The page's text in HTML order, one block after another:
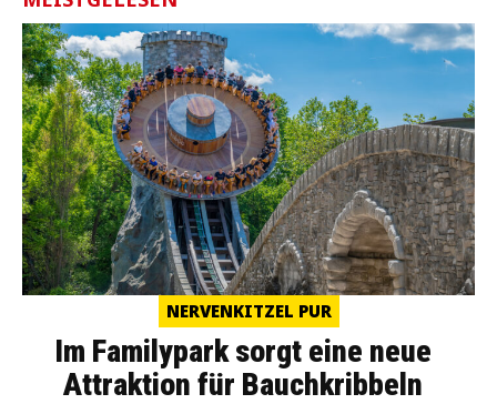
NERVENKITZEL PUR
Im Familypark sorgt eine neue
Attraktion für Bauchkribbeln